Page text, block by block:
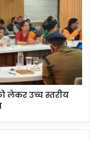
लेकर उच्च स्तरीय